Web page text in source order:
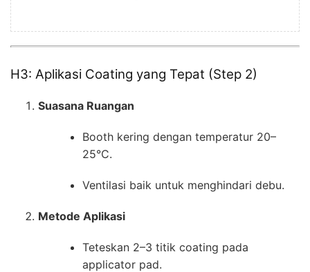
H3: Aplikasi Coating yang Tepat (Step 2)
Suasana Ruangan
Booth kering dengan temperatur 20–
25°C.
Ventilasi baik untuk menghindari debu.
Metode Aplikasi
Teteskan 2–3 titik coating pada
applicator pad.